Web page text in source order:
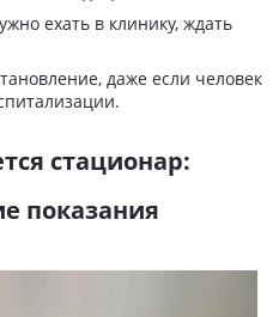
ехать в клинику, ждать
даже если человек
стационар:
показания